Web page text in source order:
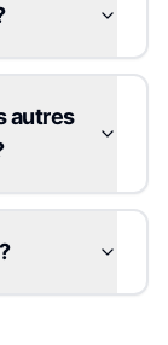
autres